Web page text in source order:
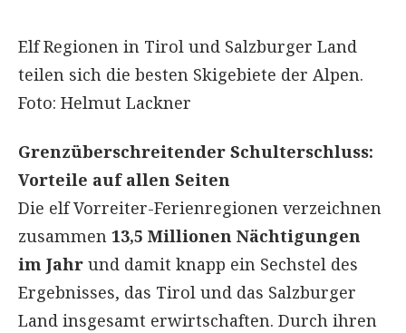
Elf Regionen in Tirol und Salzburger Land
teilen sich die besten Skigebiete der Alpen.
Foto: Helmut Lackner
Grenzüberschreitender Schulterschluss:
Vorteile auf allen Seiten
Die elf Vorreiter-Ferienregionen verzeichnen
zusammen 13,5 Millionen Nächtigungen
im Jahr und damit knapp ein Sechstel des
Ergebnisses, das Tirol und das Salzburger
Land insgesamt erwirtschaften. Durch ihren